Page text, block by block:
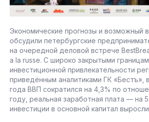
Экономические прогнозы и возможный
обсудили петербургские
на очередной деловой встрече
a la russe. С широко закрытыми
инвестиционной привлекательности
приведённым аналитиками ГК «Бестъ»,
года ВВП сократился на 4,3% по
году, реальная заработная плата — на
инвестиции в основной капитал выросли